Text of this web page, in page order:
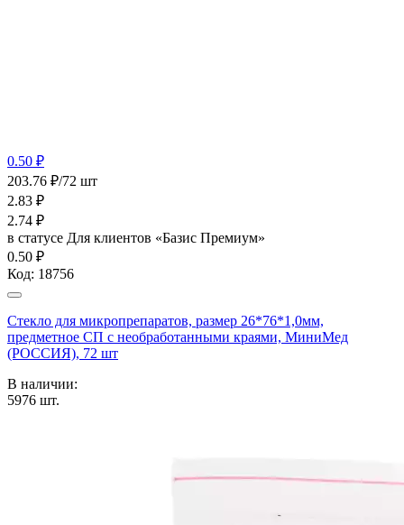
0.50 ₽
203.76 ₽/72 шт
2.83 ₽
2.74 ₽
в статусе Для клиентов «Базис Премиум»
0.50 ₽
Код: 18756
Стекло для микропрепаратов, размер 26*76*1,0мм,
предметное СП с необработанными краями, МиниМед
(РОССИЯ), 72 шт
В наличии:
5976 шт.